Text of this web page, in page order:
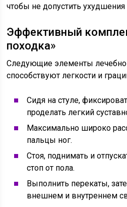
чтобы не допустить
Эффективный
походка»
Следующие элементы
способствуют легкости и
Сидя на стуле,
проделать легкий
Максимально широко
пальцы ног.
Стоя, поднимать и
стоп от пола.
Выполнить перекаты,
внешнем и внутреннем